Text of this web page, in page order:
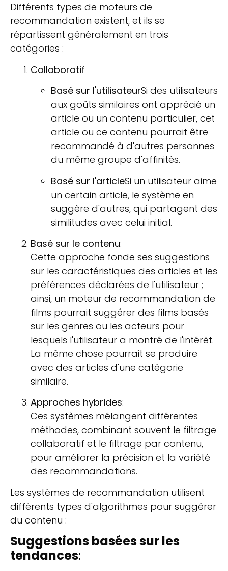
Différents types de moteurs de
recommandation existent, et ils se
répartissent généralement en trois
catégories :
Collaboratif
Basé sur l'utilisateurSi des utilisateurs
aux goûts similaires ont apprécié un
article ou un contenu particulier, cet
article ou ce contenu pourrait être
recommandé à d'autres personnes
du même groupe d'affinités.
Basé sur l'articleSi un utilisateur aime
un certain article, le système en
suggère d'autres, qui partagent des
similitudes avec celui initial.
Basé sur le contenu:
Cette approche fonde ses suggestions
sur les caractéristiques des articles et les
préférences déclarées de l'utilisateur ;
ainsi, un moteur de recommandation de
films pourrait suggérer des films basés
sur les genres ou les acteurs pour
lesquels l'utilisateur a montré de l'intérêt.
La même chose pourrait se produire
avec des articles d'une catégorie
similaire.
Approches hybrides:
Ces systèmes mélangent différentes
méthodes, combinant souvent le filtrage
collaboratif et le filtrage par contenu,
pour améliorer la précision et la variété
des recommandations.
Les systèmes de recommandation utilisent
différents types d'algorithmes pour suggérer
du contenu :
Suggestions basées sur les
tendances: